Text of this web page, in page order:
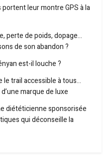
leur montre GPS à la
perte de poids, dopage…
de son abandon ?
est-il louche ?
le trail accessible à tous…
marque de luxe
diététicienne sponsorisée
qui déconseille la